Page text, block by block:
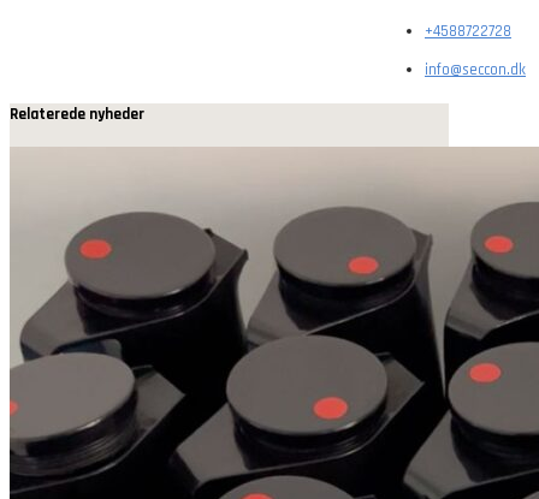
+4588722728
info@seccon.dk
Relaterede nyheder